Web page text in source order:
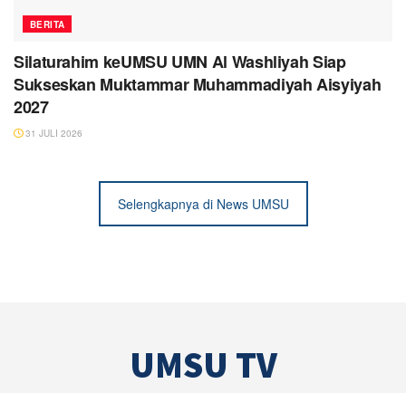
BERITA
Silaturahim keUMSU UMN Al Washliyah Siap
Sukseskan Muktammar Muhammadiyah Aisyiyah
2027
31 JULI 2026
Selengkapnya di News UMSU
UMSU TV